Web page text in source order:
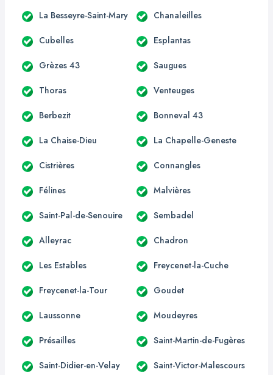
La Besseyre-Saint-Mary Chanaleilles
Cubelles Esplantas
Grèzes 43 Saugues
Thoras Venteuges
Berbezit Bonneval 43
La Chaise-Dieu La Chapelle-Geneste
Cistrières Connangles
Félines Malvières
Saint-Pal-de-Senouire Sembadel
Alleyrac Chadron
Les Estables Freycenet-la-Cuche
Freycenet-la-Tour Goudet
Laussonne Moudeyres
Présailles Saint-Martin-de-Fugères
Saint-Didier-en-Velay Saint-Victor-Malescours